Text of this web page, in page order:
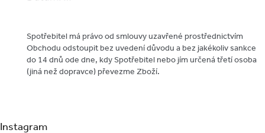
Spotřebitel má právo od smlouvy uzavřené prostřednictvím
Obchodu odstoupit bez uvedení důvodu a bez jakékoliv sankce
do 14 dnů ode dne, kdy Spotřebitel nebo jím určená třetí osoba
(jiná než dopravce) převezme Zboží.
Instagram